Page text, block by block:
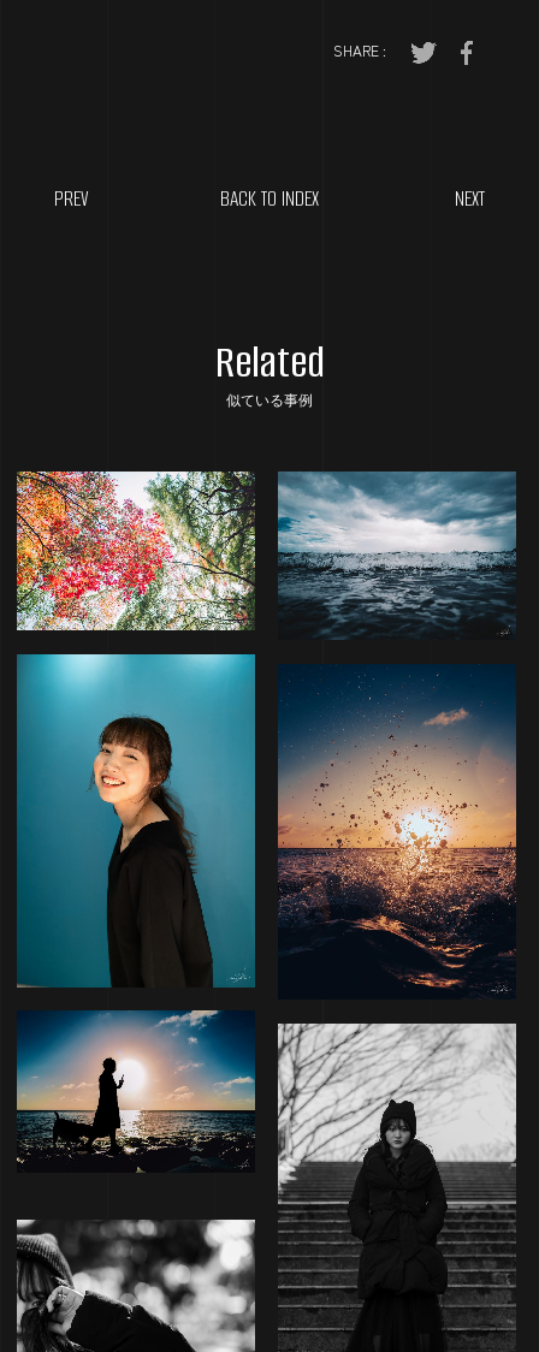
SHARE :
PREV BACK TO INDEX NEXT
Related
似ている事例